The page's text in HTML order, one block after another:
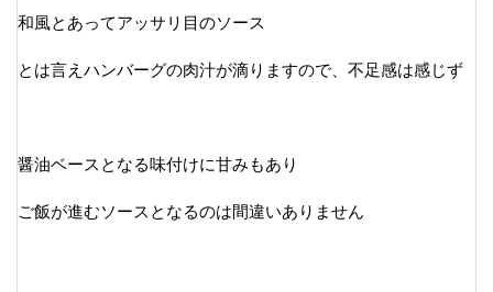
和風とあってアッサリ目のソース
とは言えハンバーグの肉汁が滴りますので、不足感は感じず
醤油ベースとなる味付けに甘みもあり
ご飯が進むソースとなるのは間違いありません